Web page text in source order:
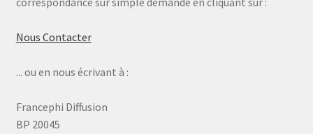
Nous Contacter
... ou en nous écrivant à :
Francephi Diffusion
BP 20045